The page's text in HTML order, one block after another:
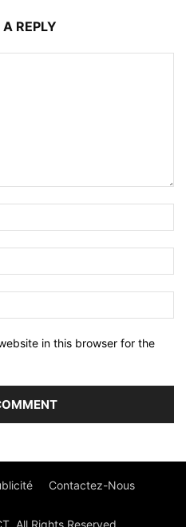
REPLY
in this browser for the
Contactez-Nous